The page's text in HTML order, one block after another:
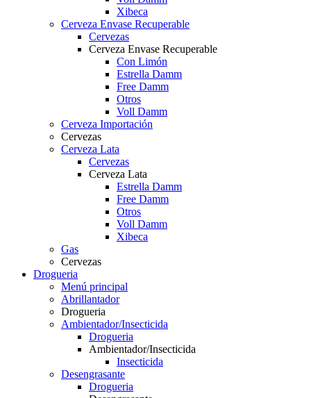
Xibeca
Cerveza Envase Recuperable
Cervezas
Cerveza Envase Recuperable
Con Limón
Estrella Damm
Free Damm
Otros
Voll Damm
Cerveza Importación
Cervezas
Cerveza Lata
Cervezas
Cerveza Lata
Estrella Damm
Free Damm
Otros
Voll Damm
Xibeca
Gas
Cervezas
Drogueria
Menú principal
Abrillantador
Drogueria
Ambientador/Insecticida
Drogueria
Ambientador/Insecticida
Insecticida
Desengrasante
Drogueria